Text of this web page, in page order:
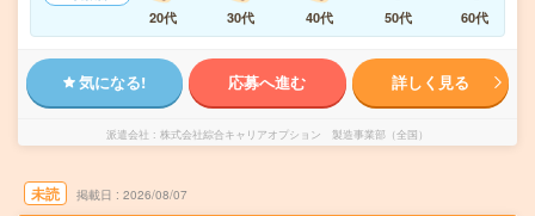
20代
30代 40代 50代 60代
気になる! 応募へ進む 詳しく見る
派遣会社 株式会社綜合キャリアオプション 製造事業部（全国）
未読 掲載日 2026/08/07